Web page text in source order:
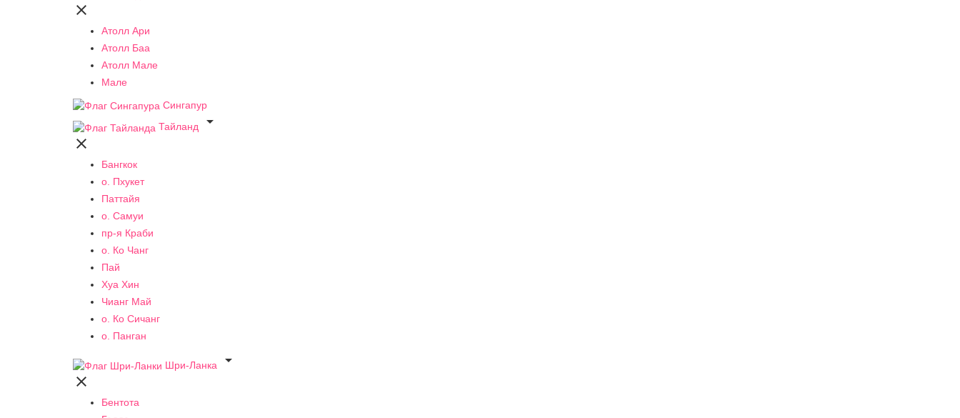

Атолл Ари
Атолл Баа
Атолл Мале
Мале
Сингапур
Тайланд


Бангкок
о. Пхукет
Паттайя
о. Самуи
пр-я Краби
о. Ко Чанг
Пай
Хуа Хин
Чианг Май
о. Ко Сичанг
о. Панган
Шри-Ланка


Бентота